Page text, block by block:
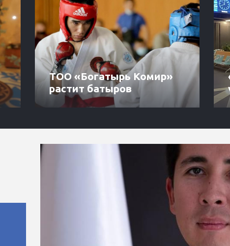
ТОО «Богатырь Комир»
растит батыров